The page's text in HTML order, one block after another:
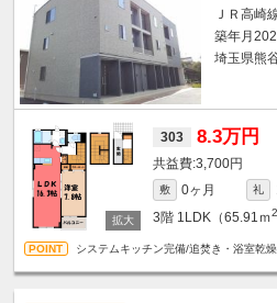
ＪＲ高崎
築年月
埼玉県熊
303 8.3万円
3,700円
敷 0ヶ月 礼
3階 1LDK（65.91ｍ2
システムキッチン完備/追焚き・浴室乾